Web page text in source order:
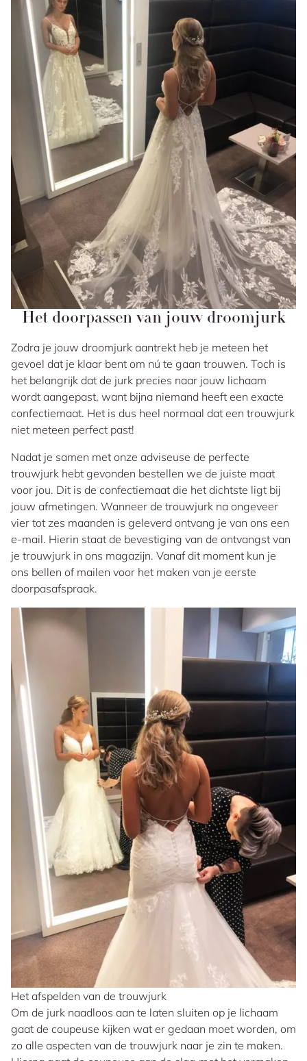
Het doorpassen van jouw droomjurk
Zodra je jouw droomjurk aantrekt heb je meteen het
gevoel dat je klaar bent om nú te gaan trouwen. Toch is
het belangrijk dat de jurk precies naar jouw lichaam
wordt aangepast, want bijna niemand heeft een exacte
confectiemaat. Het is dus heel normaal dat een trouwjurk
niet meteen perfect past!
Nadat je samen met onze adviseuse de perfecte
trouwjurk hebt gevonden bestellen we de juiste maat
voor jou. Dit is de confectiemaat die het dichtste ligt bij
jouw afmetingen. Wanneer de trouwjurk na ongeveer
vier tot zes maanden is geleverd ontvang je van ons een
e-mail. Hierin staat de bevestiging van de ontvangst van
je trouwjurk in ons magazijn. Vanaf dit moment kun je
ons bellen of mailen voor het maken van je eerste
doorpasafspraak.
Het afspelden van de trouwjurk
Om de jurk naadloos aan te laten sluiten op je lichaam
gaat de coupeuse kijken wat er gedaan moet worden, om
zo alle aspecten van de trouwjurk naar je zin te maken.